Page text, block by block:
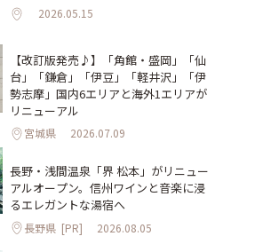
2026.05.15
【改訂版発売♪】「角館・盛岡」「仙
台」「鎌倉」「伊豆」「軽井沢」「伊
勢志摩」国内6エリアと海外1エリアが
リニューアル
宮城県 2026.07.09
長野・浅間温泉「界 松本」がリニュー
アルオープン。信州ワインと音楽に浸
るエレガントな湯宿へ
長野県 [PR] 2026.08.05